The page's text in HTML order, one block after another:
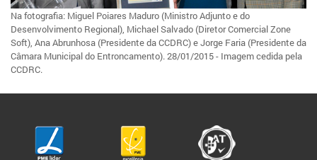
Na fotografia: Miguel Poiares Maduro (Ministro Adjunto e do
Desenvolvimento Regional), Michael Salvado (Diretor Comercial Zone
Soft), Ana Abrunhosa (Presidente da CCDRC) e Jorge Faria (Presidente da
Câmara Municipal do Entroncamento). 28/01/2015 - Imagem cedida pela
CCDRC.